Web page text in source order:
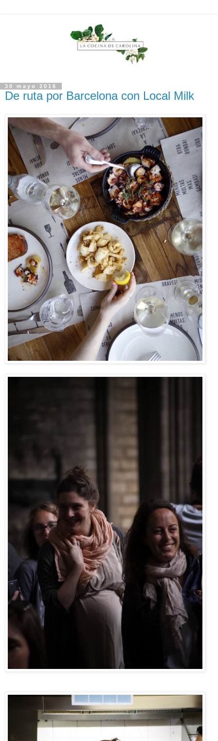
30 mayo 2016
De ruta por Barcelona con Local Milk